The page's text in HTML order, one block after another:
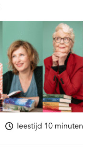
leestijd 10 minuten